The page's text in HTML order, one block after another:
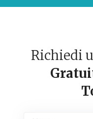
Richiedi